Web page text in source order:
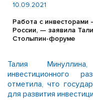
10.09.2021
Работа с инвесторами
России, — заявила
Столыпин-форуме
Талия
инвестиционного
отметила, что
для развития